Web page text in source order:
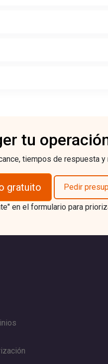
tu
tiempos de respuesta
gratuito Pedir
en el formulario para